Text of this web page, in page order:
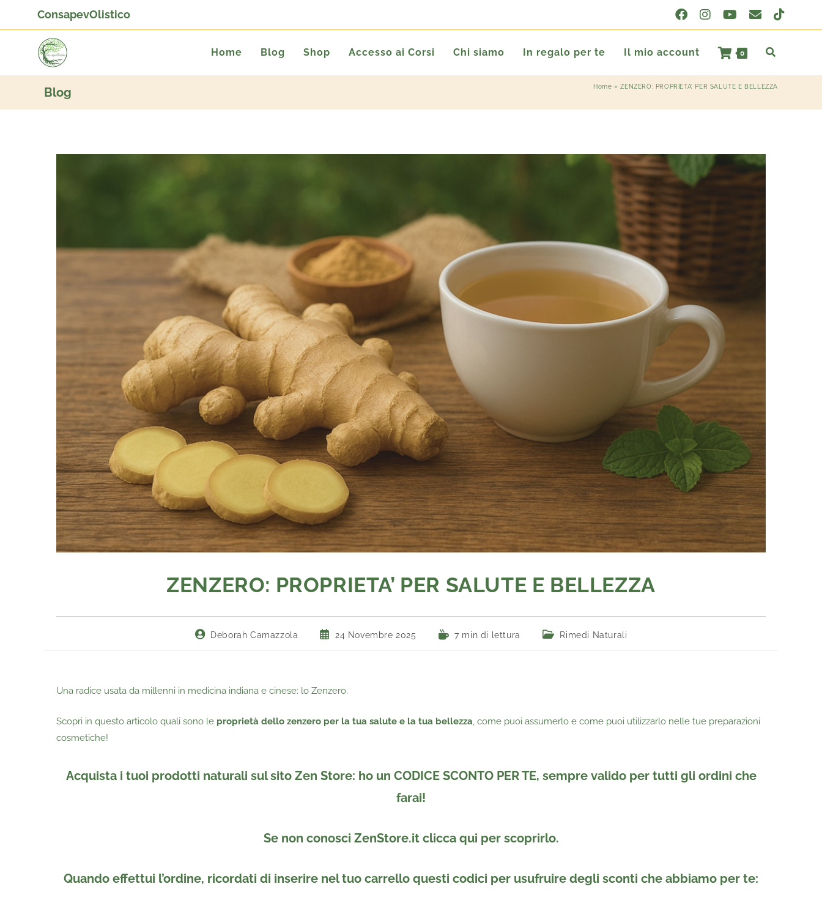
ConsapevOlistico
Home Blog Shop Accesso ai Corsi Chi siamo In regalo per te Il mio account 0
Blog Home »ZENZERO: PROPRIETA’ PER SALUTE E BELLEZZA
ZENZERO: PROPRIETA’ PER SALUTE E BELLEZZA
Deborah Camazzola 24 Novembre 2025 7 min di lettura Rimedi Naturali
Una radice usata da millenni in medicina indiana e cinese: lo Zenzero.
Scopri in questo articolo quali sono le proprietà dello zenzero per la tua salute e la tua bellezza , come puoi assumerlo e come puoi utilizzarlo nelle tue preparazioni
cosmetiche!
Acquista i tuoi prodotti naturali sul sito Zen Store: ho un CODICE SCONTO PER TE, sempre valido per tutti gli ordini che
farai!
Se non conosci ZenStore.it clicca qui per scoprirlo.
Quando effettui l’ordine, ricordati di inserire nel tuo carrello questi codici per usufruire degli sconti che abbiamo per te: